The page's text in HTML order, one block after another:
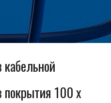
кабельной
100 x